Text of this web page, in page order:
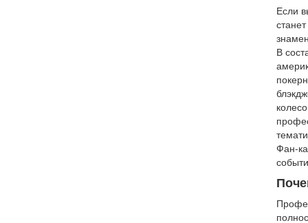
Если
В
Фан-